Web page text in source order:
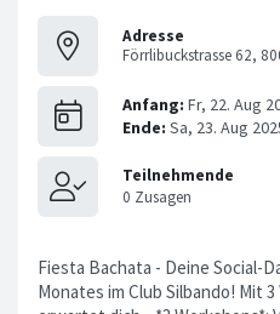
Adresse
Förrlibuckstrasse 62,
Fiesta Bachata - Deine Social-
Monates im Club Silbando! Mit